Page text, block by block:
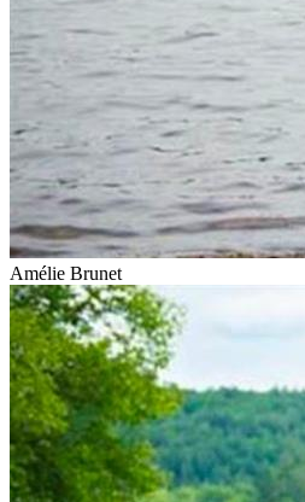
Amélie Brunet